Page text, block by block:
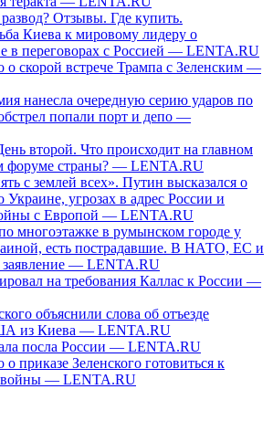
Отзывы. Где купить.
Киева к мировому лидеру о
в переговорах с Россией — LENTA.RU
о скорой встрече Трампа с Зеленским —
нанесла очередную серию ударов по
попали порт и депо —
второй. Что происходит на главном
форуме страны? — LENTA.RU
с землей всех». Путин высказался о
Украине, угрозах в адрес России и
с Европой — LENTA.RU
многоэтажке в румынском городе у
есть пострадавшие. В НАТО, ЕС и
заявление — LENTA.RU
на требования Каллас к России —
объяснили слова об отъезде
из Киева — LENTA.RU
посла России — LENTA.RU
о приказе Зеленского готовиться к
— LENTA.RU